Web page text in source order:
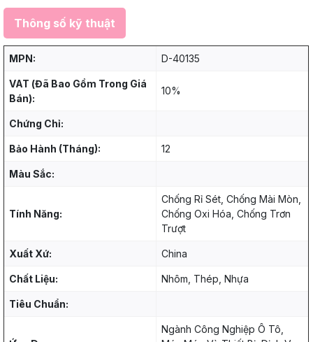
Thông số kỹ thuật
MPN: D-40135
VAT (Đã Bao Gồm Trong Giá
Bán):
10%
Chứng Chỉ:
Bảo Hành (Tháng): 12
Màu Sắc:
Tính Năng:
Chống Rỉ Sét, Chống Mài Mòn,
Chống Oxi Hóa, Chống Trơn
Trượt
Xuất Xứ: China
Chất Liệu: Nhôm, Thép, Nhựa
Tiêu Chuẩn:
Ngành Công Nghiệp Ô Tô,